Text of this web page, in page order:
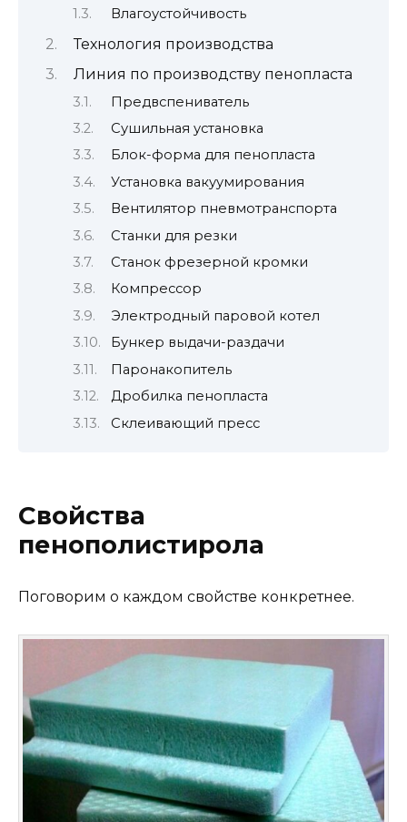
Влагоустойчивость
Технология производства
Линия по производству пенопласта
Предвспениватель
Сушильная установка
Блок-форма для пенопласта
Установка вакуумирования
Вентилятор пневмотранспорта
Станки для резки
Станок фрезерной кромки
Компрессор
Электродный паровой котел
Бункер выдачи-раздачи
Паронакопитель
Дробилка пенопласта
Склеивающий пресс
Свойства
пенополистирола
Поговорим о каждом свойстве конкретнее.